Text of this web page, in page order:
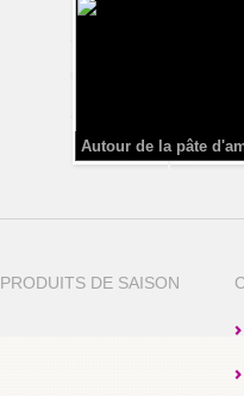
Autour de la pâte
PRODUITS DE SAISON